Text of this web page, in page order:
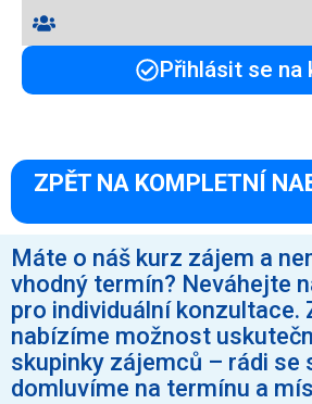
Přihlásit se na
ZPĚT NA KOMPLETNÍ
Máte o náš kurz zájem a
vhodný termín? Neváhejte
pro individuální konzultace.
nabízíme možnost
skupinky zájemců – rádi se
domluvíme na termínu a